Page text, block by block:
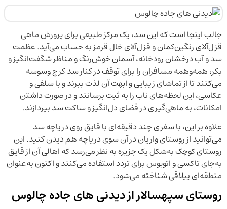
جالب اینجا است که این سد، یک مرکز طبیعی برای پرورش ماهی
قزل‌آلای رنگین‌کمان و قزل‌آلای خال قرمز به حساب می‌آید. عظمت
سد و آب درخشان رودخانه، آسمان خوش‌رنگ و مناظر شگفت‌انگیز و
بکر، همه‌وهمه مسافران را برای توقف در کنار سد کرج وسوسه
می‌کنند تا از تماشای زیبایی و ابهت آن لذت ببرند و با سلفی و
عکاسی، این لحظه‌های ناب را به ثبت برسانند و در صورت داشتن
امکانات، به ماهی‌گیری در فضای دل‌انگیز و ساکت سد بپردازند.
علاوه بر این، با سفری چند دقیقه‌ای با قایق روی دریاچه سد
می‌توانید از روستای واریان در آن سوی دریاچه هم دیدن کنید. این
روستای کوچک به‌شکل یک جزیره به نظر می‌رسد که اهالی آن از قایق
به‌جای تاکسی و اتوبوس برای تردد استفاده می‌کنند و اکنون به‌عنوان
منطقه‌ای ییلاقی شناخته می‌شود.
روستای سپهسالار از دیدنی های جاده چالوس